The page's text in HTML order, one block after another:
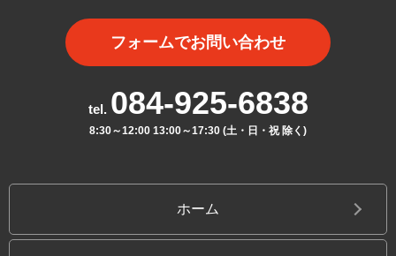
フォームでお問い合わせ
084-925-6838
8:30～12:00 13:00～17:30 (土・日・祝 除く)
ホーム